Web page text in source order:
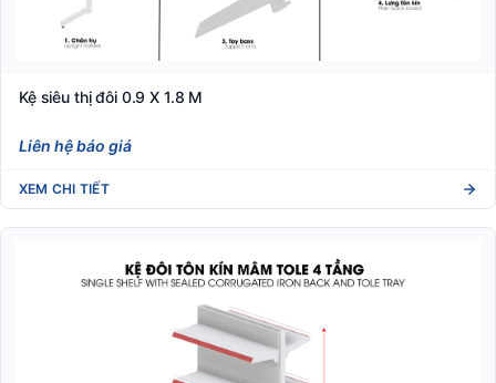
Kệ siêu thị đôi 0.9 X 1.8 M
Liên hệ báo giá
XEM CHI TIẾT